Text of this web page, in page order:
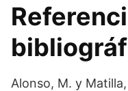
Alonso, M. y